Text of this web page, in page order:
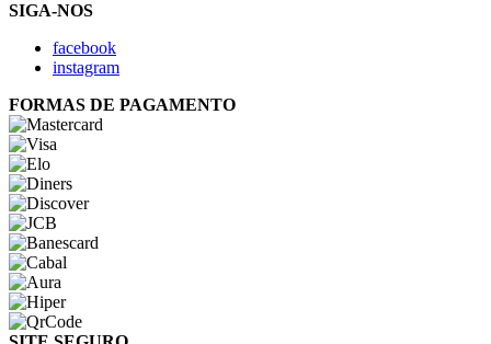
SIGA-NOS
facebook
instagram
FORMAS DE PAGAMENTO